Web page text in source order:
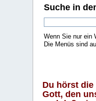
Suche in
Wenn Sie nur ein
Die Menüs sind
Du hörst
Gott, den